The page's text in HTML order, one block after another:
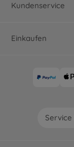
Kundenservice
Einkaufen
Service